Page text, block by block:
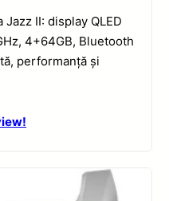
II: display QLED
4+64GB, Bluetooth
performanță și